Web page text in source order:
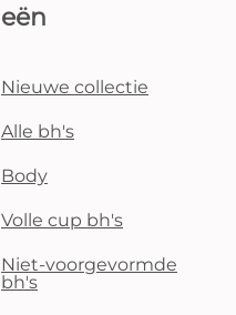
Nieuwe collectie
Alle bh's
Body
Volle cup bh's
Niet-voorgevormde
bh's